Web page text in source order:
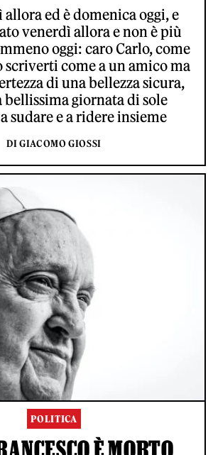
ed è domenica oggi, e
venerdì allora e non è più
oggi: caro Carlo, come
scriverti come a un amico ma
di una bellezza sicura,
bellissima giornata di sole
sudare e a ridere insieme
DI GIACOMO GIOSSI
POLITICA
È MORTO